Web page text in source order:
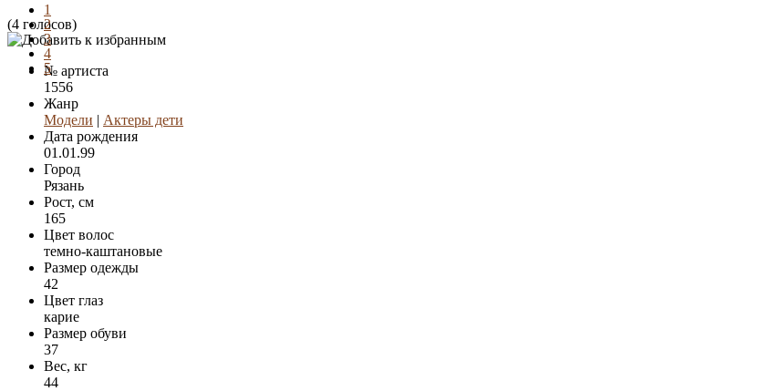
1
2
3
4
5
(4 голосов)
№ артиста
1556
Жанр
Модели | Актеры дети
Дата рождения
01.01.99
Город
Рязань
Рост, см
165
Цвет волос
темно-каштановые
Размер одежды
42
Цвет глаз
карие
Размер обуви
37
Вес, кг
44